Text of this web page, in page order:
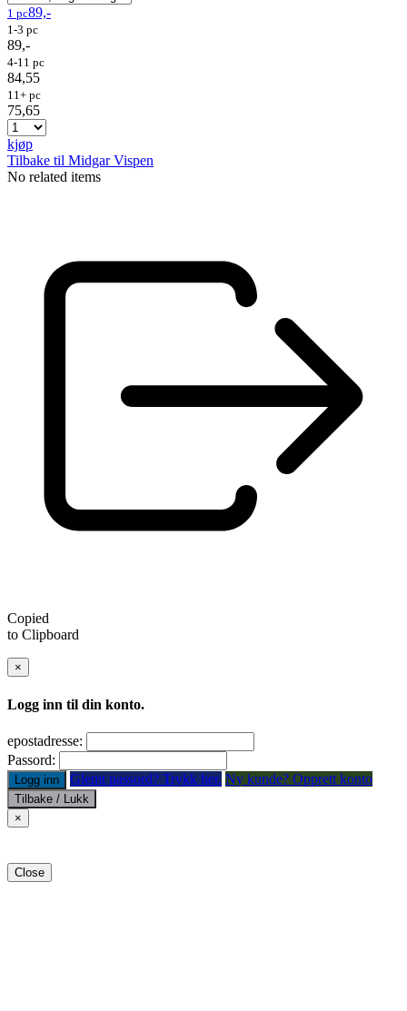
1 pc89,-
1-3 pc
89,-
4-11 pc
84,55
11+ pc
75,65
kjøp
Tilbake til Midgar Vispen
No related items
Copied
to Clipboard
×
Logg inn til din konto.
epostadresse:
Passord:
Logg inn Glemt passord? Trykk her. Ny kunde? Opprett konto
Tilbake / Lukk
×
Close